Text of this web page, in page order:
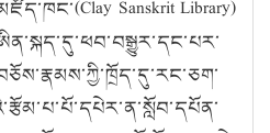
Clay Sanskrit Library)